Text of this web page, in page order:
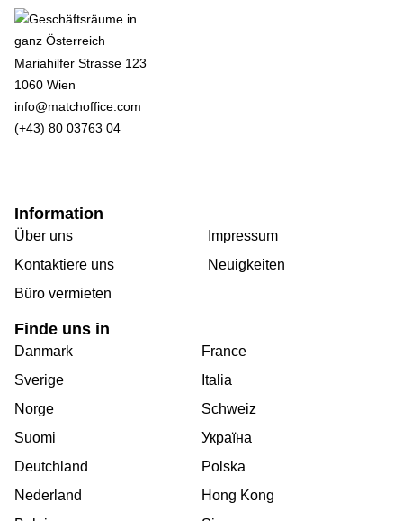
Mariahilfer Strasse 123
1060 Wien
info@matchoffice.com
(+43) 80 03763 04
Information
Über uns
Kontaktiere uns
Büro vermieten
Impressum
Neuigkeiten
Finde uns in
Danmark
Sverige
Norge
Suomi
Deutchland
Nederland
France
Italia
Schweiz
Україна
Polska
Hong Kong